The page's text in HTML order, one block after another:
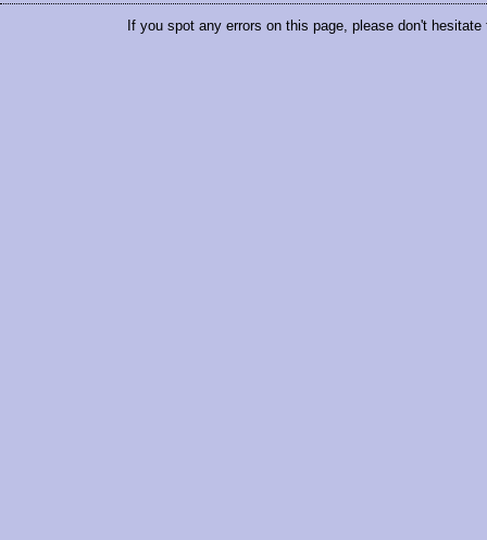
If you spot any errors on this page, please don't